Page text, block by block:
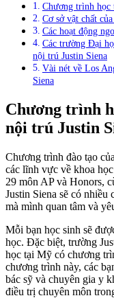
Chương trình học
Cơ sở vật chất
Các hoạt động
Các trường Đại
nội trú Justin Siena
Vài nét về Los
Siena
Chương trình
nội trú Justin
Chương trình đào tạo
các lĩnh vực về khoa
29 môn AP và Honors,
Justin Siena sẽ có
mà mình quan tâm và
Mỗi bạn học sinh sẽ
học. Đặc biệt, trường
học tại Mỹ có chương
chương trình này, các
bác sỹ và chuyên gia y
điều trị chuyên môn